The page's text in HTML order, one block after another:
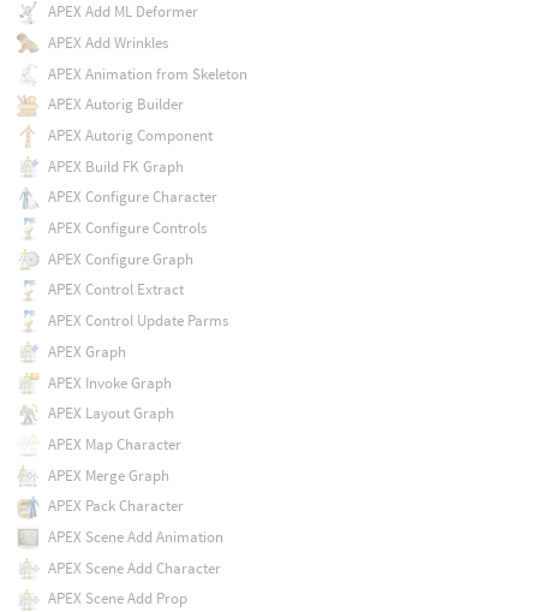
APEX Add ML Deformer
APEX Add Wrinkles
APEX Animation from Skeleton
APEX Autorig Builder
APEX Autorig Component
APEX Build FK Graph
APEX Configure Character
APEX Configure Controls
APEX Configure Graph
APEX Control Extract
APEX Control Update Parms
APEX Graph
APEX Invoke Graph
APEX Layout Graph
APEX Map Character
APEX Merge Graph
APEX Pack Character
APEX Scene Add Animation
APEX Scene Add Character
APEX Scene Add Prop